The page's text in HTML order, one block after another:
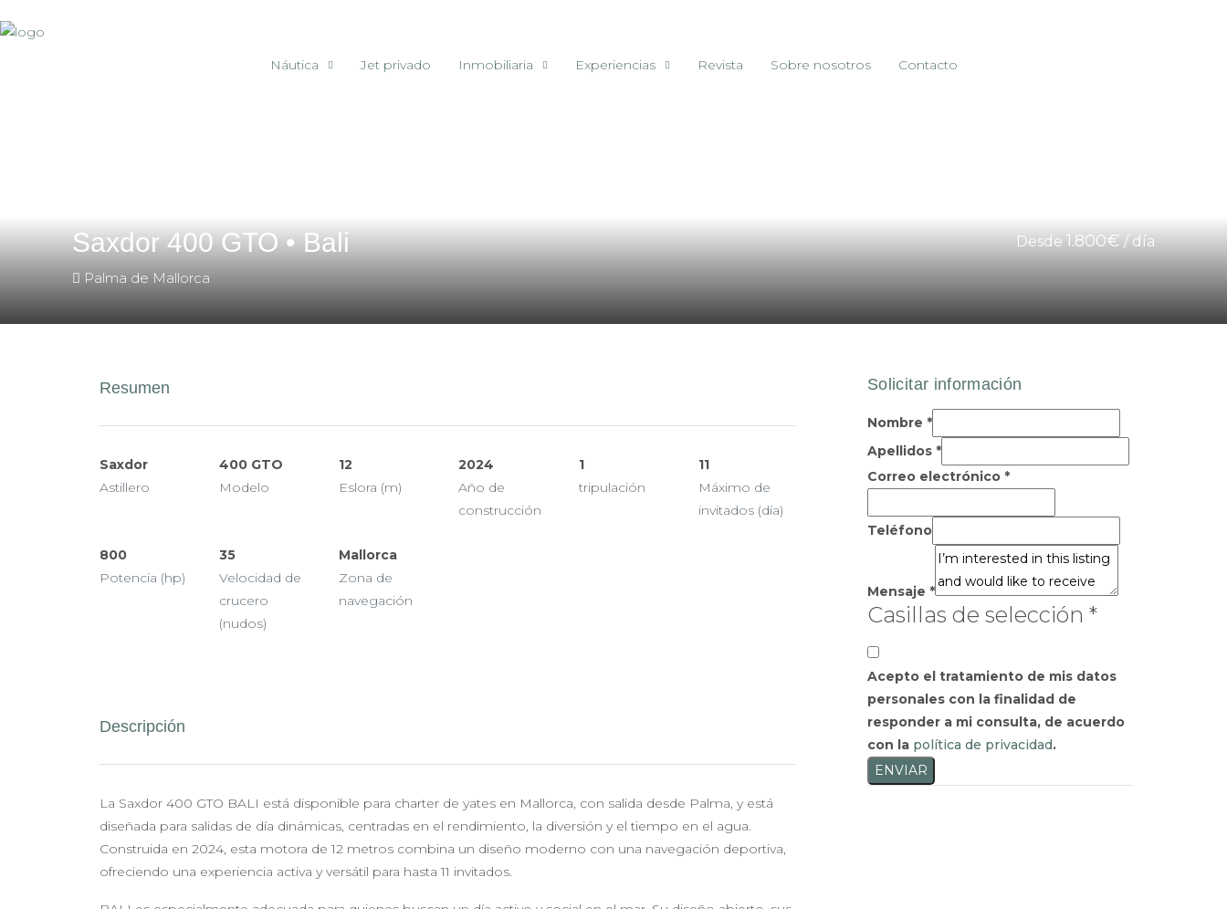
Náutica Jet privado Inmobiliaria Experiencias Revista Sobre nosotros Contacto
Saxdor 400 GTO • Bali
Palma de Mallorca
Desde1.800€ / día
Resumen
Saxdor
Astillero
400 GTO
Modelo
12
Eslora (m)
2024
Año de
construcción
1
tripulación
11
Máximo de
invitados (día)
800
Potencia (hp)
35
Velocidad de
crucero
(nudos)
Mallorca
Zona de
navegación
Descripción
La Saxdor 400 GTO BALI está disponible para charter de yates en Mallorca, con salida desde Palma, y está
diseñada para salidas de día dinámicas, centradas en el rendimiento, la diversión y el tiempo en el agua.
Construida en 2024, esta motora de 12 metros combina un diseño moderno con una navegación deportiva,
ofreciendo una experiencia activa y versátil para hasta 11 invitados.
Nombre *
Apellidos *
Correo electrónico *
Teléfono
Mensaje *
Casillas de selección *
Acepto el tratamiento de mis datos
personales con la finalidad de
responder a mi consulta, de acuerdo
con la política de privacidad.
ENVIAR